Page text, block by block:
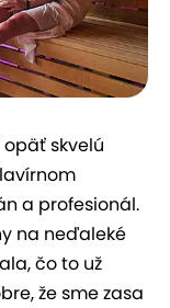
skvelú
a profesionál.
na neďaleké
čo to už
že sme zasa